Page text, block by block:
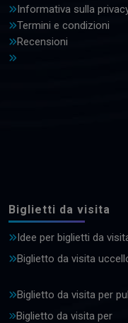
Informativa sulla
Termini e condizioni
Recensioni
Biglietti da visita
Idee per biglietti da
Biglietto da visita
Biglietto da visita per
Biglietto da visita per